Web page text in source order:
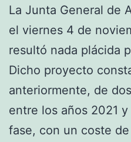
La Junta General de
el viernes 4 de
resultó nada plácida
Dicho proyecto
anteriormente, de
entre los años 2021
fase, con un coste